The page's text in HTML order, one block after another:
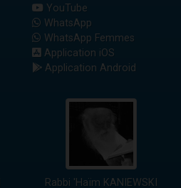
YouTube
WhatsApp
WhatsApp Femmes
Application iOS
Application Android
Rabbi 'Haïm KANIEWSKI